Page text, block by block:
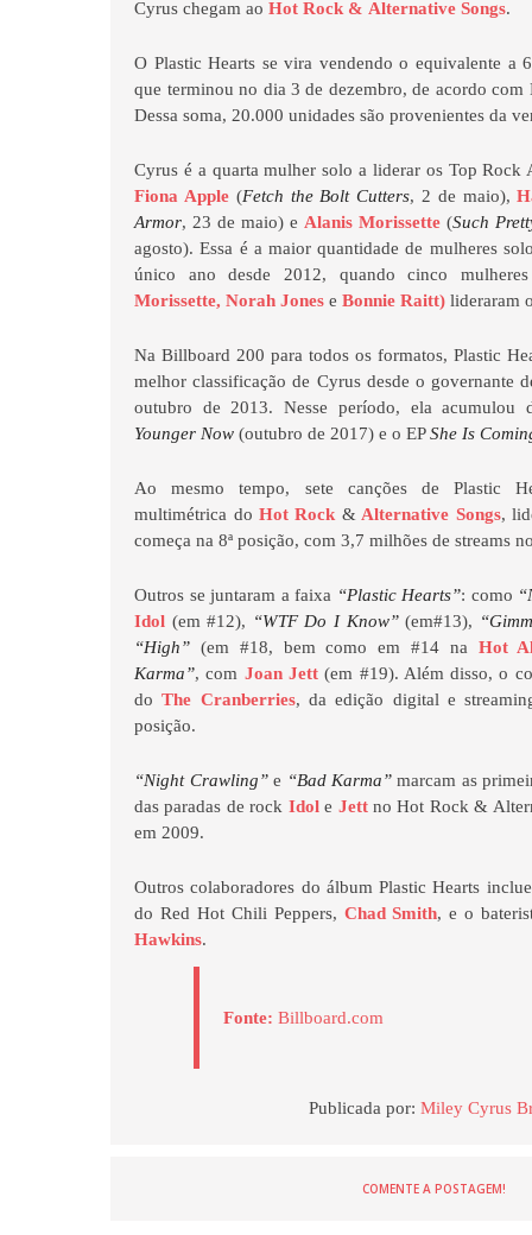
Cyrus chegam aoHot Rock & Alternative Songs.
O Plastic Hearts se vira vendendo o equivalente a
que terminou no dia 3 de dezembro, de acordo
Dessa soma, 20.000 unidades são provenientes da
Cyrus é a quarta mulher solo a liderar os Top Rock
Fiona Apple (Fetch the Bolt Cutters, 2 de maio),
Armor, 23 de maio) e Alanis Morissette (Such
agosto). Essa é a maior quantidade de mulheres
único ano desde 2012, quando cinco
Morissette, Norah Jonese Bonnie Raitt) lideraram
Na Billboard 200 para todos os formatos, Plastic
melhor classificação de Cyrus desde o governante
outubro de 2013. Nesse período, ela acumulou
Younger Now (outubro de 2017) e o EPShe Is
Ao mesmo tempo, sete canções de Plastic
multimétrica doHot Rock & Alternative Songs,
começa na 8ª posição, com 3,7 milhões de streams
Outros se juntaram a faixa “Plastic Hearts”: como
Idol (em #12), “WTF Do I Know”(em#13),
“High” (em #18, bem como em #14 na Hot
Karma”, com Joan Jett(em #19). Além disso, o
doThe Cranberries, da edição digital e
posição.
“Night Crawling”e “Bad Karma”marcam as
das paradas de rock Idole Jett no Hot Rock &
em 2009.
Outros colaboradores do álbum Plastic Hearts
do Red Hot Chili Peppers, Chad Smith, e o
Hawkins.
Fonte: Billboard.com
Publicada por:Miley Cyrus
COMENTE A POSTAGEM!